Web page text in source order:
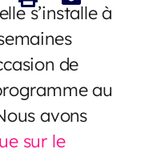
s’installe à
de
au
avons
sur le